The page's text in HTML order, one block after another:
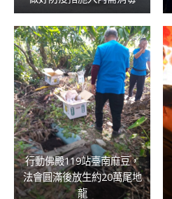
行動佛殿119站臺南麻豆，
法會圓滿後放生約20萬尾地
龍